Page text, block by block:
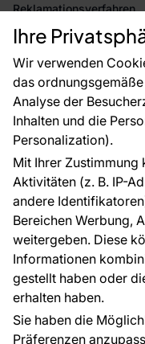
Ihre
Wir verwenden
das
Analyse der
Inhalten und die
Personalization).
Mit Ihrer Zustimmung
Aktivitäten (z. B. IP-
andere
Bereichen Werbung,
weitergeben. Diese
Informationen
gestellt haben oder
erhalten haben.
Sie haben die
Präferenzen
Reklamationsverfahren
Rücksendung von Waren
CE-Zertifizierung
Großhandel
Raumvisualisierung
FÜR SIE
Blog
EU-Projekte
Ratschläge und Tipps
FAQ
Kontakt
Haben Sie Fragen?
und beraten Sie
+49 781